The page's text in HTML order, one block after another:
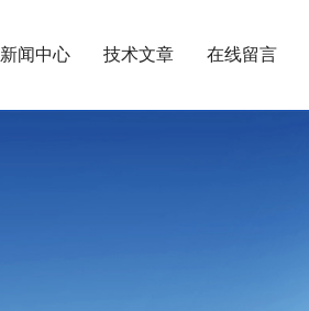
新闻中心 技术文章 在线留言